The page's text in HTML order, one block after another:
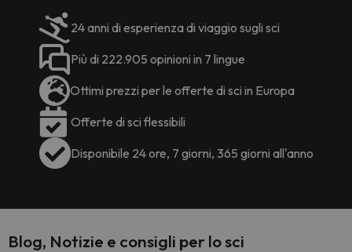
24 anni di esperienza di viaggio sugli sci
Più di 222.905 opinioni in 7 lingue
Ottimi prezzi per le offerte di sci in Europa
Offerte di sci flessibili
Disponibile 24 ore, 7 giorni, 365 giorni all'anno
Blog, Notizie e consigli per lo sci